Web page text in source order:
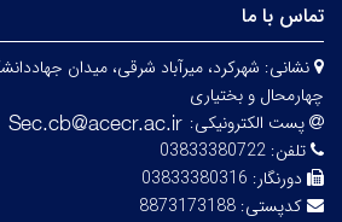
تماس با ما
نشانی: شهرکرد، میرآباد شرقی، میدان
چهارمحال و بختیاری
پست الکترونیکی:
تلفن: 03833380722
دورنگار: 03833380316
کدپستی: 8873173188